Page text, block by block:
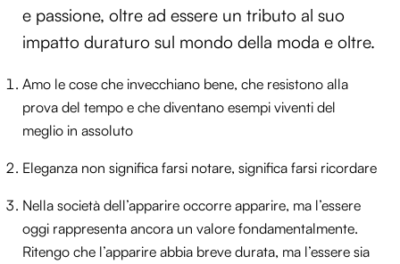
e passione, oltre ad essere un tributo al suo
impatto duraturo sul mondo della moda e oltre.
Amo le cose che invecchiano bene, che resistono alla
prova del tempo e che diventano esempi viventi del
meglio in assoluto
Eleganza non significa farsi notare, significa farsi ricordare
Nella società dell’apparire occorre apparire, ma l’essere
oggi rappresenta ancora un valore fondamentalmente.
Ritengo che l’apparire abbia breve durata, ma l’essere sia